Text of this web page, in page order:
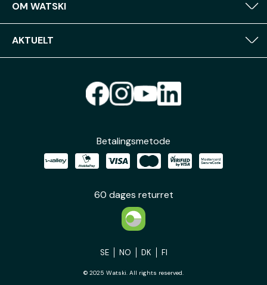
OM WATSKI
AKTUELT
Betalingsmetode
60 dages returret
SE NO DK FI
© 2025 Watski. All rights reserved.